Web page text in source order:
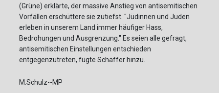
(Grüne) erklärte, der massive Anstieg von antisemitischen
Vorfällen erschüttere sie zutiefst. "Jüdinnen und Juden
erleben in unserem Land immer häufiger Hass,
Bedrohungen und Ausgrenzung." Es seien alle gefragt,
antisemitischen Einstellungen entschieden
entgegenzutreten, fügte Schäffer hinzu.
M.Schulz--MP